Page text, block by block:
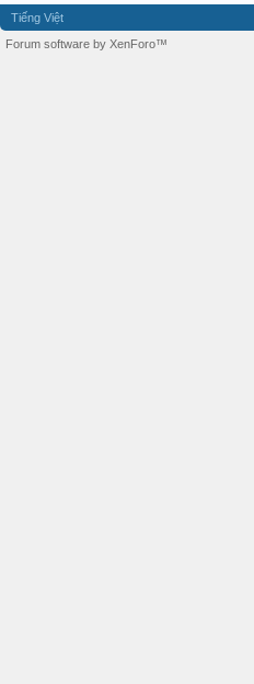
Tiếng Việt
Forum software by XenForo™